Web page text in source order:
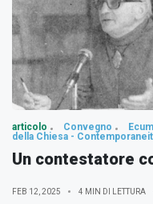
articolo Convegno
della Chiesa -
Un contestatore
FEB 12, 2025 4 MIN DI LETTURA